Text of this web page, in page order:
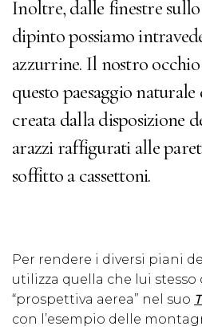
Inoltre, dalle finestre
dipinto possiamo
azzurrine. Il nostro
questo paesaggio
creata dalla disposizione
arazzi raffigurati alle
soffitto a cassettoni.
Per rendere i diversi piani
utilizza quella che lui stesso
“prospettiva aerea” nel suo
con l’esempio delle